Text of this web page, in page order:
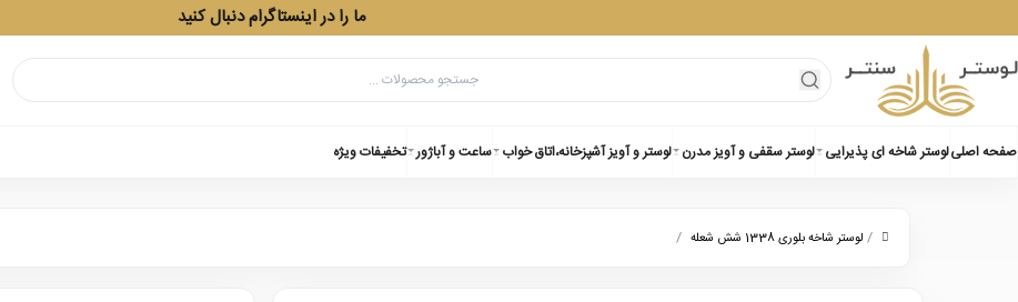
ما را در اینستاگرام دنبال کنید
صفحه اصلیلوستر شاخه ای پذیرایی لوستر سقفی و آویز مدرن لوستر و آویز آشپزخانه،اتاق خواب ساعت و آباژور تخفیفات ویژه
/ لوستر شاخه بلوری 1338 شش شعله /